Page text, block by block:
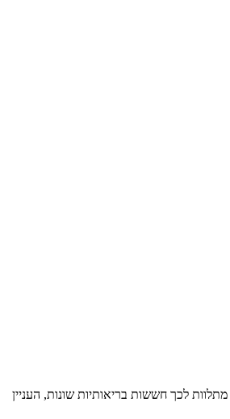
לכך חששות בריאותיות שונות, העניין